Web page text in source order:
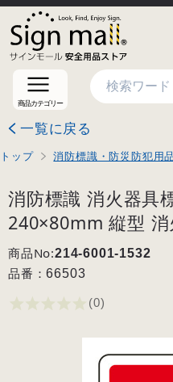
商品カテゴリー
検索
一覧に戻る
トップ 消防標識・防災防犯用品
消防標識 消火器具
240×80mm 縦型
商品No:214-6001-1532
品番：66503
(0)